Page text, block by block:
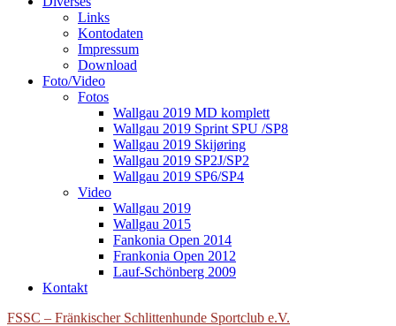
Links
Kontodaten
Impressum
Download
Foto/Video
Fotos
Wallgau 2019 MD komplett
Wallgau 2019 Sprint SPU /SP8
Wallgau 2019 Skijøring
Wallgau 2019 SP2J/SP2
Wallgau 2019 SP6/SP4
Video
Wallgau 2019
Wallgau 2015
Fankonia Open 2014
Frankonia Open 2012
Lauf-Schönberg 2009
Kontakt
FSSC – Fränkischer Schlittenhunde Sportclub e.V.